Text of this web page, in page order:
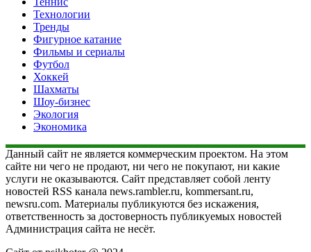
Технологии
Тренды
Фигурное катание
Фильмы и сериалы
Футбол
Хоккей
Шахматы
Шоу-бизнес
Экология
Экономика
Данный сайт не является коммерческим проектом. На этом
сайте ни чего не продают, ни чего не покупают, ни какие
услуги не оказываются. Сайт представляет собой ленту
новостей RSS канала news.rambler.ru, kommersant.ru,
newsru.com. Материалы публикуются без искажения,
ответственность за достоверность публикуемых новостей
Администрация сайта не несёт.